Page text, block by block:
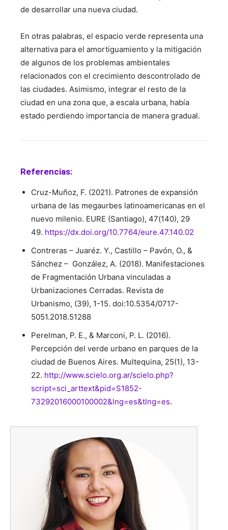
de desarrollar una nueva ciudad.
En otras palabras, el espacio verde representa una
alternativa para el amortiguamiento y la mitigación
de algunos de los problemas ambientales
relacionados con el crecimiento descontrolado de
las ciudades. Asimismo, integrar el resto de la
ciudad en una zona que, a escala urbana, había
estado perdiendo importancia de manera gradual.
Referencias:
Cruz-Muñoz, F. (2021). Patrones de expansión
urbana de las megaurbes latinoamericanas en el
nuevo milenio. EURE (Santiago), 47(140), 29
49. https://dx.doi.org/10.7764/eure.47.140.02
Contreras – Juaréz. Y., Castillo – Pavón, O., &
Sánchez – González, A. (2018). Manifestaciones
de Fragmentación Urbana vinculadas a
Urbanizaciones Cerradas. Revista de
Urbanismo, (39), 1-15. doi:10.5354/0717-
5051.2018.51288
Perelman, P. E., & Marconi, P. L. (2016).
Percepción del verde urbano en parques de la
ciudad de Buenos Aires. Multequina, 25(1), 13-
22. http://www.scielo.org.ar/scielo.php?
script=sci_arttext&pid=S1852-
73292016000100002&lng=es&tlng=es.